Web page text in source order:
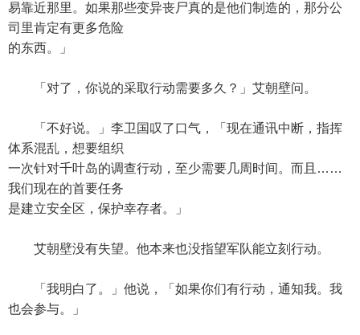
易靠近那里。如果那些变异丧尸真的是他们制造的，那分公
司里肯定有更多危险
的东西。」
「对了，你说的采取行动需要多久？」艾朝壁问。
「不好说。」李卫国叹了口气，「现在通讯中断，指挥
体系混乱，想要组织
一次针对千叶岛的调查行动，至少需要几周时间。而且……
我们现在的首要任务
是建立安全区，保护幸存者。」
艾朝壁没有失望。他本来也没指望军队能立刻行动。
「我明白了。」他说，「如果你们有行动，通知我。我
也会参与。」